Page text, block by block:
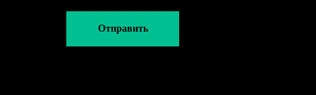
Отправить